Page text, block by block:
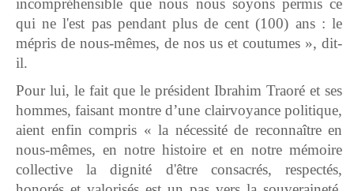
qui ne l'est pas pendant plus de cent (100) ans : le
mépris de nous-mêmes, de nos us et coutumes », dit-
il.
Pour lui, le fait que le président Ibrahim Traoré et ses
hommes, faisant montre d’une clairvoyance politique,
aient enfin compris « la nécessité de reconnaître en
nous-mêmes, en notre histoire et en notre mémoire
collective la dignité d'être consacrés, respectés,